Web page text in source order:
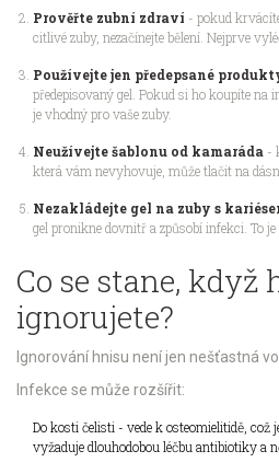
Prověřte zubní zdraví - pokud
citlivé zuby, nezačínejte bělení. Nejprve
Používejte jen předepsané
předepisovaný gel. Pokud si ho koupíte na
je vhodný pro vaše zuby.
Neužívejte šablonu od kamaráda -
která vám nevyhovuje, může tlačit na
Nezakládejte gel na zuby s
gel pronikne dovnitř a způsobí infekci. To je
Co se stane, když
ignorujete?
Ignorování hnisu není jen nešťastná
Infekce se může rozšířit:
Do kosti čelisti - vede k osteomielitidě, což
vyžaduje dlouhodobou léčbu antibiotiky a